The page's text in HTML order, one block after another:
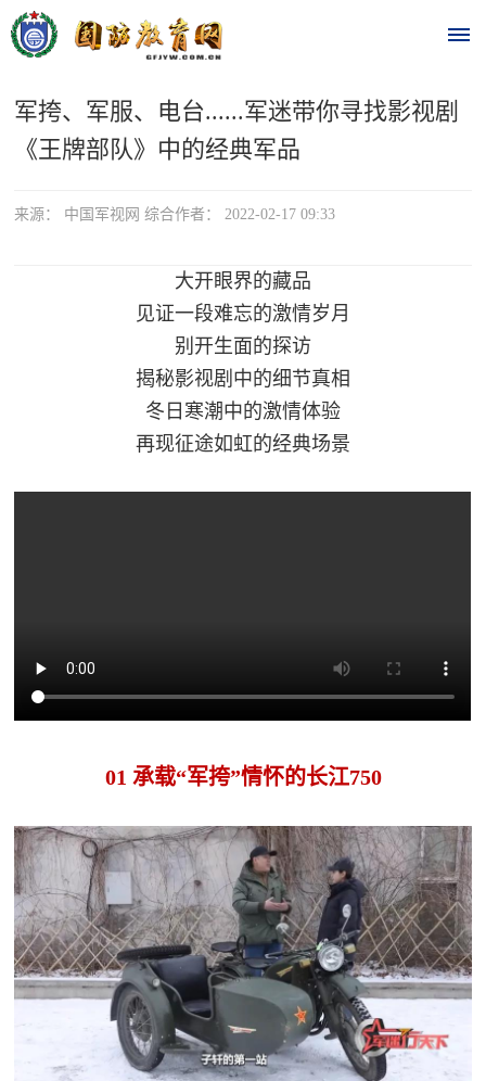
首
时
要
时
政
要
热
点
追
规
防
规
知
识
国
防
知
全
民
国
军挎、军服、电台......军迷带你寻找影视剧
《王牌部队》中的经典军品
来源： 中国军视网 综合作者： 2022-02-17 09:33
大开眼界的藏品
见证一段难忘的激情岁月
别开生面的探访
揭秘影视剧中的细节真相
冬日寒潮中的激情体验
再现征途如虹的经典场景
01 承载“军挎”情怀的长江750